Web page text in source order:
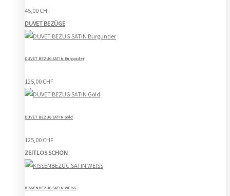
45,00 CHF
DUVET BEZÜGE
DUVET BEZUG SATIN Burgunder
125,00 CHF
DUVET BEZUG SATIN Gold
125,00 CHF
ZEITLOS SCHÖN
KISSENBEZUG SATIN WEISS